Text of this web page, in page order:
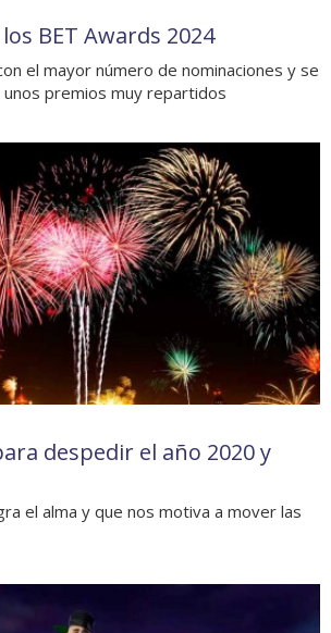
BET Awards 2024
el mayor número de nominaciones y se
unos premios muy repartidos
despedir el año 2020 y
el alma y que nos motiva a mover las